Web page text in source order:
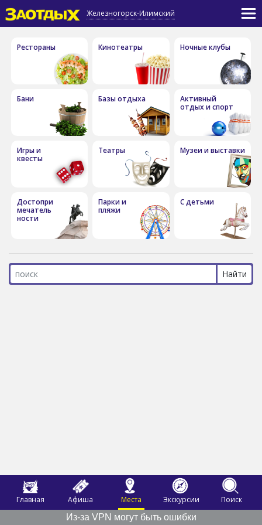
Железногорск-Илимский
Главная Афиша Места Экскурсии
Поиск
Из-за VPN могут быть ошибки
Рестораны Кинотеатры Ночные клубы
Бани Базы отдыха
Активный
отдых и спорт
Игры и
квесты
Театры Музеи и выставки
Достопри
мечатель
ности
Парки и
пляжи
С детьми